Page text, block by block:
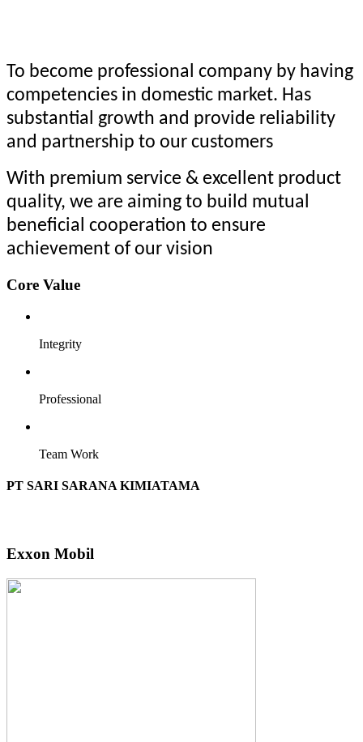
To become professional company by having
competencies in domestic market. Has
substantial growth and provide reliability
and partnership to our customers
With premium service & excellent product
quality, we are aiming to build mutual
beneficial cooperation to ensure
achievement of our vision
Core Value
Integrity
Professional
Team Work
PT SARI SARANA KIMIATAMA
Exxon Mobil